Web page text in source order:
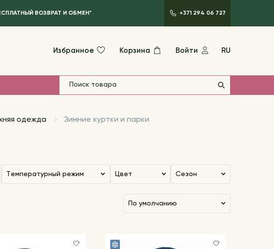
ВОЗВРАТ И ОБМЕН* +371 294 06 727
Избранное Корзина Войти RU
одежда Зимние куртки и парки
Температурный режим Цвет Сезон
по умолчанию